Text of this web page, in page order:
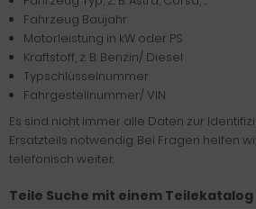
Fahrzeug Baujahr
Motorleistung in kW oder PS
Kraftstoff, z. B. Benzin/ Diesel
Typschlüsselnummer
Fahrgestellnummer/ VIN
Es sind nicht immer alle Daten zur
Ersatzteils notwendig. Bei Fragen helfen
telefonisch weiter.
Teile Suche mit einem Teilekatalog